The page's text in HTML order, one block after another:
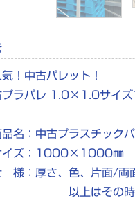
！中古パレット！
プラパレ 1.0×1.0サイズ
名：中古プラスチック
ズ：1000×1000㎜
：厚さ、色、片面/両
はその時の仕入